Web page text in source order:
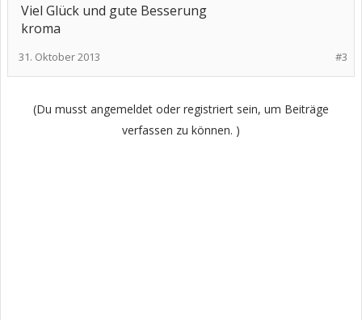
Viel Glück und gute Besserung
kroma
#3
31. Oktober 2013
(Du musst angemeldet oder registriert sein, um Beiträge
verfassen zu können. )